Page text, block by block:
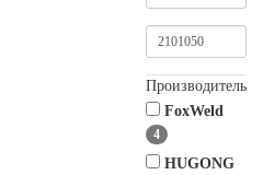
Производитель
FoxWeld
4
HUGONG